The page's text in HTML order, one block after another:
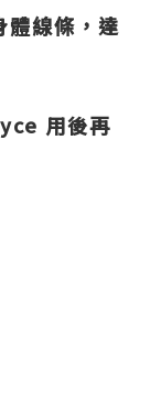
體線條，達
用後再